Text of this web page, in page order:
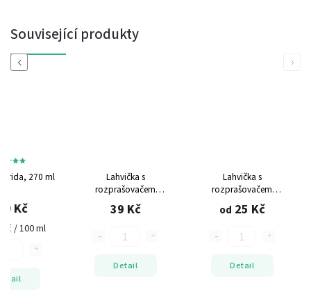
Související produkty
Previous
270 ml
Kč
/ 100 ml
Lahvička s
rozprašovačem
skleněná
39 Kč
Detail
Lahvička s
rozprašovačem
průhledná plastrůzné
velikosti
od 25 Kč
Detail
Next